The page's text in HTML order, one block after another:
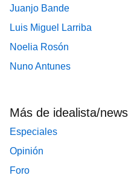
Juanjo Bande
Luis Miguel Larriba
Noelia Rosón
Nuno Antunes
Más de idealista/news
Especiales
Opinión
Foro